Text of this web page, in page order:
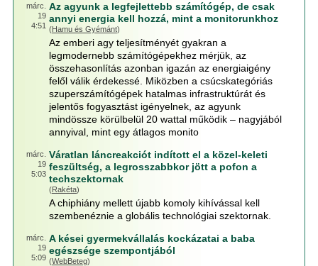
márc.
19
4:51
Az agyunk a legfejlettebb számítógép, de csak
annyi energia kell hozzá, mint a monitorunkhoz
(Hamu és Gyémánt)
Az emberi agy teljesítményét gyakran a
legmodernebb számítógépekhez mérjük, az
összehasonlítás azonban igazán az energiaigény
felől válik érdekessé. Miközben a csúcskategóriás
szuperszámítógépek hatalmas infrastruktúrát és
jelentős fogyasztást igényelnek, az agyunk
mindössze körülbelül 20 wattal működik – nagyjából
annyival, mint egy átlagos monito
márc.
19
5:03
Váratlan láncreakciót indított el a közel-keleti
feszültség, a legrosszabbkor jött a pofon a
techszektornak
(Rakéta)
A chiphiány mellett újabb komoly kihívással kell
szembenéznie a globális technológiai szektornak.
márc.
19
5:09
A kései gyermekvállalás kockázatai a baba
egészsége szempontjából
(WebBeteg)